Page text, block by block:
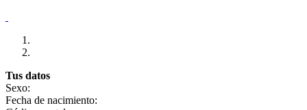
Tus datos
Sexo:
Fecha de nacimiento: